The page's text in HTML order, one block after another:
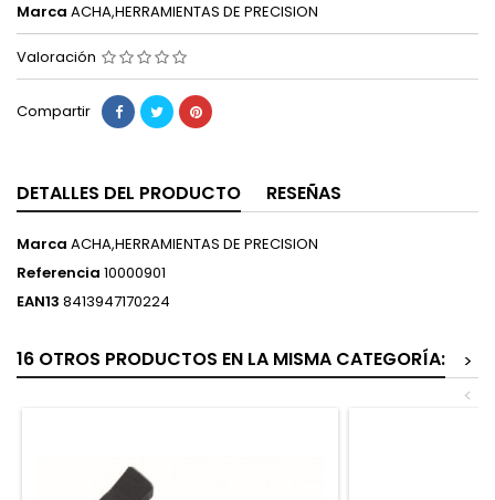
Marca ACHA,HERRAMIENTAS DE PRECISION
Valoración
Compartir
DETALLES DEL PRODUCTO RESEÑAS
Marca ACHA,HERRAMIENTAS DE PRECISION
Referencia 10000901
EAN13 8413947170224
16 OTROS PRODUCTOS EN LA MISMA CATEGORÍA:
>
<